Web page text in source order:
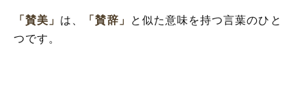
「賛美」 は、 「賛辞」
と似た意味を持つ言葉のひと
つです。